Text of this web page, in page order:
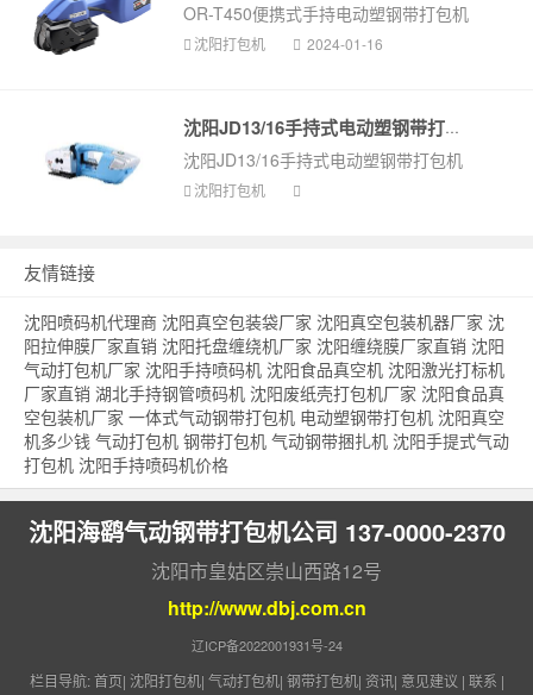
OR-T450便携式手持电动塑钢带打包机
沈阳打包机 2024-01-16
沈阳JD13/16手持式电动塑钢带打包机
沈阳JD13/16手持式电动塑钢带打包机
沈阳打包机
友情链接
沈阳喷码机代理商 沈阳真空包装袋厂家 沈阳真空包装机器厂家 沈
阳拉伸膜厂家直销 沈阳托盘缠绕机厂家 沈阳缠绕膜厂家直销 沈阳
气动打包机厂家 沈阳手持喷码机 沈阳食品真空机 沈阳激光打标机
厂家直销 湖北手持钢管喷码机 沈阳废纸壳打包机厂家 沈阳食品真
空包装机厂家 一体式气动钢带打包机 电动塑钢带打包机 沈阳真空
机多少钱 气动打包机 钢带打包机 气动钢带捆扎机 沈阳手提式气动
打包机 沈阳手持喷码机价格
沈阳海鹞气动钢带打包机公司 137-0000-2370
沈阳市皇姑区崇山西路12号
http://www.dbj.com.cn
辽ICP备2022001931号-24
栏目导航:首页| 沈阳打包机| 气动打包机| 钢带打包机| 资讯| 意见建议 | 联系 |